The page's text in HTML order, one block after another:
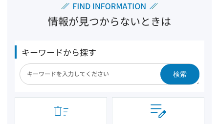
情報が見つからないときは
キーワードから探す
検索